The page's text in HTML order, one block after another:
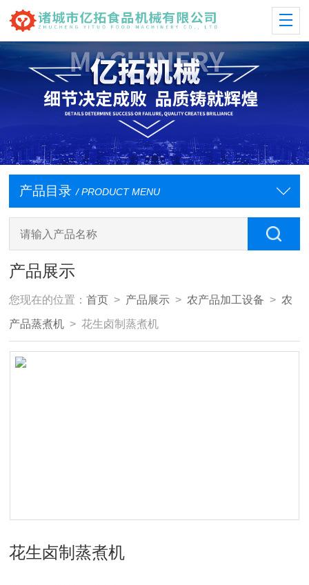
产品目录 / PRODUCT MENU
产品展示
您现在的位置：首页 > 产品展示 > 农产品加工设备 > 农
产品蒸煮机 > 花生卤制蒸煮机
花生卤制蒸煮机